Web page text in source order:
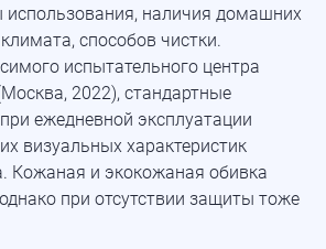
использования, наличия домашних
способов чистки.
испытательного центра
, 2022), стандартные
ежедневной эксплуатации
визуальных характеристик
Кожаная и экокожаная обивка
при отсутствии защиты тоже